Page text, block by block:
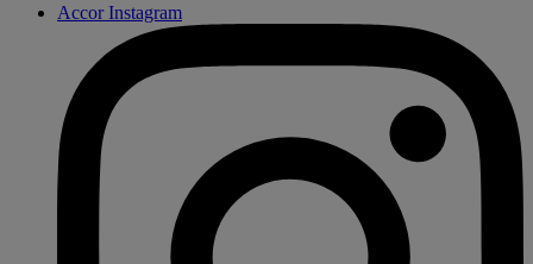
Accor Instagram